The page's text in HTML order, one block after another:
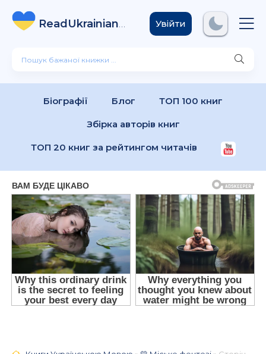
ReadUkrainian
Books .com
Увійти
Біографії Блог ТОП 100 книг
Збірка авторів книг
ТОП 20 книг за рейтингом читачів